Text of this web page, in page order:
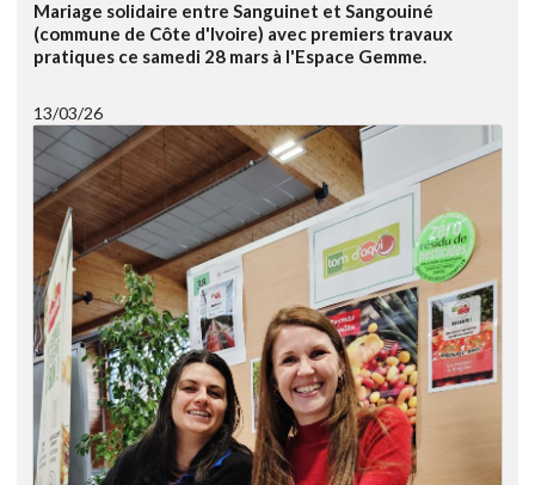
Mariage solidaire entre Sanguinet et Sangouiné
(commune de Côte d'Ivoire) avec premiers travaux
pratiques ce samedi 28 mars à l'Espace Gemme.
13/03/26